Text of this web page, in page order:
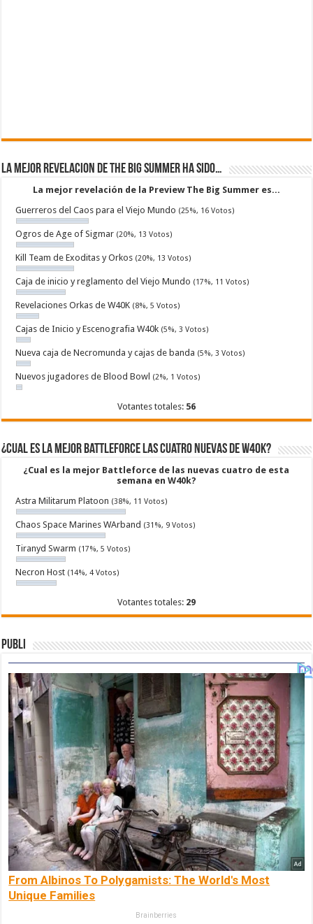
La mejor revelacion de The Big Summer ha sido…
La mejor revelación de la Preview The Big Summer es...
Guerreros del Caos para el Viejo Mundo (25%, 16 Votos)
Ogros de Age of Sigmar (20%, 13 Votos)
Kill Team de Exoditas y Orkos (20%, 13 Votos)
Caja de inicio y reglamento del Viejo Mundo (17%, 11 Votos)
Revelaciones Orkas de W40K (8%, 5 Votos)
Cajas de Inicio y Escenografia W40k (5%, 3 Votos)
Nueva caja de Necromunda y cajas de banda (5%, 3 Votos)
Nuevos jugadores de Blood Bowl (2%, 1 Votos)
Votantes totales: 56
¿Cual es la mejor Battleforce las cuatro nuevas de W40k?
¿Cual es la mejor Battleforce de las nuevas cuatro de esta
semana en W40k?
Astra Militarum Platoon (38%, 11 Votos)
Chaos Space Marines WArband (31%, 9 Votos)
Tiranyd Swarm (17%, 5 Votos)
Necron Host (14%, 4 Votos)
Votantes totales: 29
Publi
From Albinos To Polygamists: The World's Most
Unique Families
Brainberries